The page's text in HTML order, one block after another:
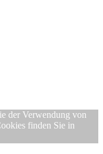
der Verwendung von
finden Sie in